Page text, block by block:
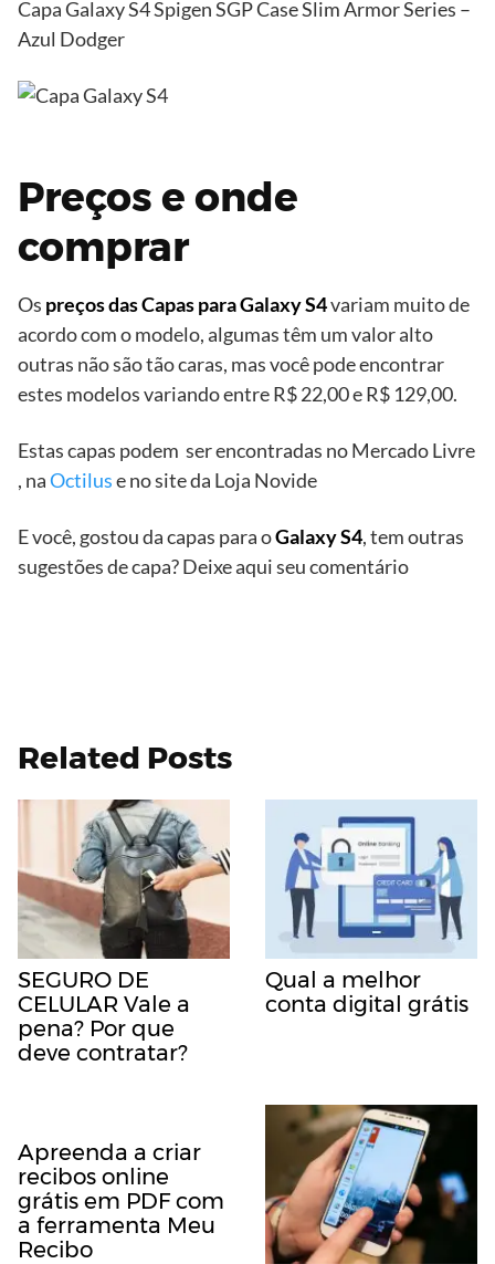
Capa Galaxy S4 Spigen SGP Case Slim Armor Series –
Azul Dodger
Preços e onde
comprar
Os preços das Capas para Galaxy S4variam muito de
acordo com o modelo, algumas têm um valor alto
outras não são tão caras, mas você pode encontrar
estes modelos variando entre R$ 22,00 e R$ 129,00.
Estas capas podem ser encontradas no Mercado Livre
, naOctiluse no site da Loja Novide
E você, gostou da capas para oGalaxy S4, tem outras
sugestões de capa? Deixe aqui seu comentário
Related Posts
SEGURO DE
CELULAR Vale a
pena? Por que
deve contratar?
Qual a melhor
conta digital grátis
Apreenda a criar
recibos online
grátis em PDF com
a ferramenta Meu
Recibo